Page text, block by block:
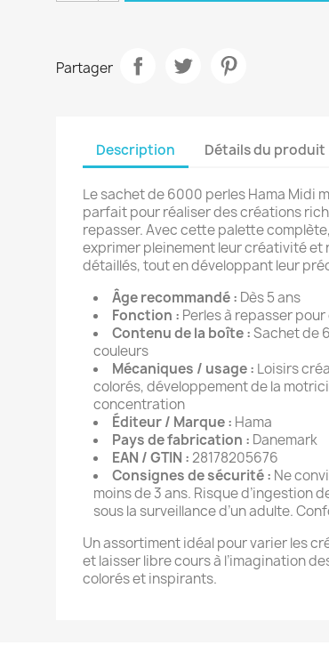
Partager
Description Détails du produit
Le sachet de 6000 perles Hama Midi
parfait pour réaliser des créations
repasser. Avec cette palette
exprimer pleinement leur créativité et
détaillés, tout en développant leur
Âge recommandé : Dès 5 ans
Fonction : Perles à repasser
Contenu de la boîte :Sachet de
couleurs
Mécaniques / usage : Loisirs
colorés, développement de la
concentration
Éditeur / Marque : Hama
Pays de fabrication : Danemark
EAN / GTIN :28178205676
Consignes de sécurité : Ne
moins de 3 ans. Risque d’ingestion
sous la surveillance d’un adulte.
Un assortiment idéal pour varier les
et laisser libre cours à l’imagination
colorés et inspirants.